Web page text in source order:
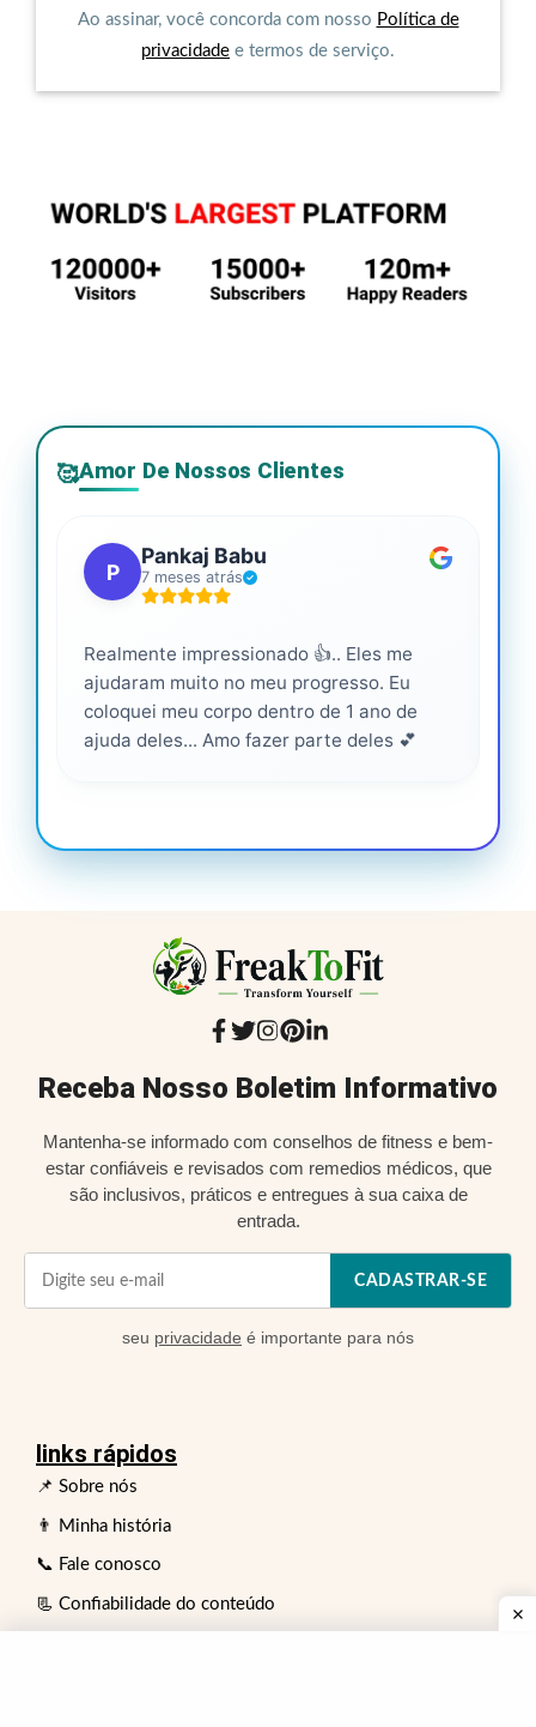
Ao assinar, você concorda com nosso Política de
privacidade e termos de serviço.
🥰Amor De Nossos Clientes
P
Pankaj Babu
7 meses atrás
Realmente impressionado 👍.. Eles me
ajudaram muito no meu progresso. Eu
coloquei meu corpo dentro de 1 ano de
ajuda deles... Amo fazer parte deles 💕
Receba Nosso Boletim Informativo
Mantenha-se informado com conselhos de fitness e bem-
estar confiáveis e revisados com remedios médicos, que
são inclusivos, práticos e entregues à sua caixa de
entrada.
CADASTRAR-SE
seu privacidade é importante para nós
links rápidos
📌 Sobre nós
👨 Minha história
📞 Fale conosco
📃 Confiabilidade do conteúdo